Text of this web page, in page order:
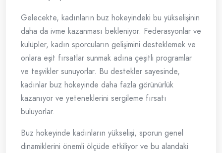
Gelecekte, kadınların buz hokeyindeki bu yükselişinin
daha da ivme kazanması bekleniyor. Federasyonlar ve
kulüpler, kadın sporcuların gelişimini desteklemek ve
onlara eşit fırsatlar sunmak adına çeşitli programlar
ve teşvikler sunuyorlar. Bu destekler sayesinde,
kadınlar buz hokeyinde daha fazla görünürlük
kazanıyor ve yeteneklerini sergileme fırsatı
buluyorlar.
Buz hokeyinde kadınların yükselişi, sporun genel
dinamiklerini önemli ölçüde etkiliyor ve bu alandaki